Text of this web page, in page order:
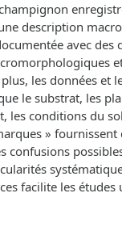
description
avec des
les données et
le substrat, les
les conditions du
» fournissent
confusions
facilite les